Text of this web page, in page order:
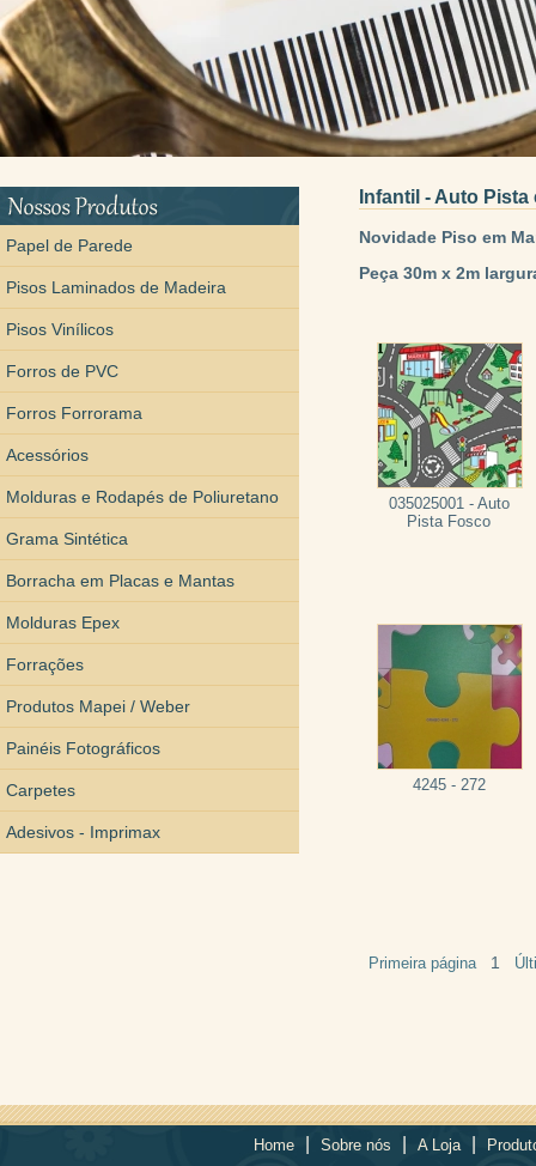
Papel de Parede
Pisos Laminados de Madeira
Pisos Vinílicos
Forros de PVC
Forros Forrorama
Acessórios
Molduras e Rodapés de Poliuretano
Grama Sintética
Borracha em Placas e Mantas
Molduras Epex
Forrações
Produtos Mapei / Weber
Painéis Fotográficos
Carpetes
Adesivos - Imprimax
Infantil - Auto
Novidade Piso em
Peça 30m x 2m
035025001 - Auto
Pista Fosco
4245 - 272
Primeira página 1
Home Sobre nós A Loja